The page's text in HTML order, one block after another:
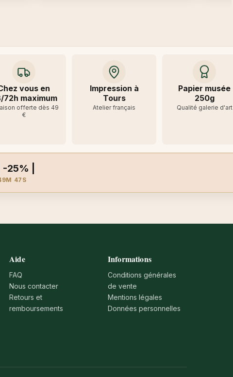
vous en
72h maximum
offerte dès 49
€
Impression à
Tours
Atelier français
Papier musée
250g
Qualité galerie d'art
25% |
47S
Aide
FAQ
Nous contacter
Retours et
remboursements
Informations
Conditions générales
de vente
Mentions légales
Données personnelles